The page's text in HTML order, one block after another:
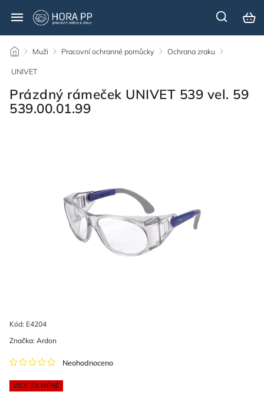
/ Muži / Pracovní ochranné pomůcky / Ochrana zraku /
UNIVET
Prázdný rámeček UNIVET 539 vel. 59
539.00.01.99
Kód: E4204
VÍCE ZA MÉNĚ
Neohodnoceno
Značka: Ardon